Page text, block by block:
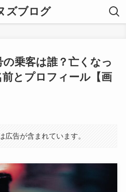
ズブログ
乗客は誰？亡くなっ
とプロフィール【画
広告が含まれています。